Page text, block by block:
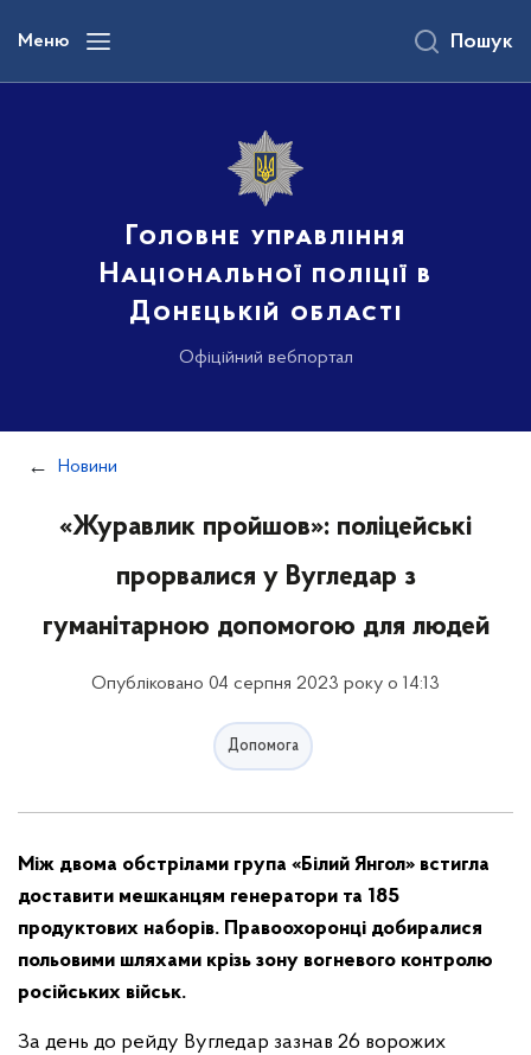
вмісту
Меню
Головне управління
Національної поліції в
Донецькій області
Офіційний вебпортал
Пошук
Новини
«Журавлик пройшов»: поліцейські
прорвалися у Вугледар з
гуманітарною допомогою для людей
Опубліковано 04 серпня 2023 року о 14:13
Допомога
Між двома обстрілами група «Білий Янгол» встигла
доставити мешканцям генератори та 185
продуктових наборів. Правоохоронці добиралися
польовими шляхами крізь зону вогневого контролю
російських військ.
За день до рейду Вугледар зазнав 26 ворожих